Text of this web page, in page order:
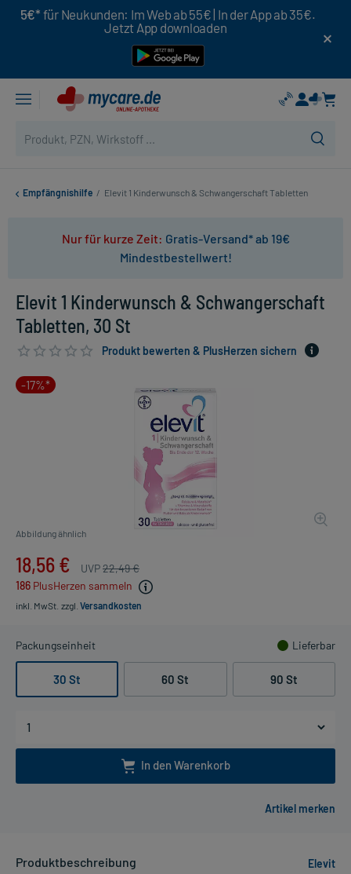
5€* für Neukunden: Im Web ab 55€ | In der App ab 35€.
Jetzt App downloaden
Empfängnishilfe / Elevit 1 Kinderwunsch & Schwangerschaft Tabletten
Nur für kurze Zeit: Gratis-Versand* ab 19€
Mindestbestellwert!
Elevit 1 Kinderwunsch & Schwangerschaft
Tabletten, 30 St
Produkt bewerten & PlusHerzen sichern
-17%*
Abbildung ähnlich
18,56 € UVP22,49 €
186 PlusHerzen sammeln
inkl. MwSt. zzgl. Versandkosten
Packungseinheit Lieferbar
30 St 60 St 90 St
In den Warenkorb
Produktbeschreibung
Elevit